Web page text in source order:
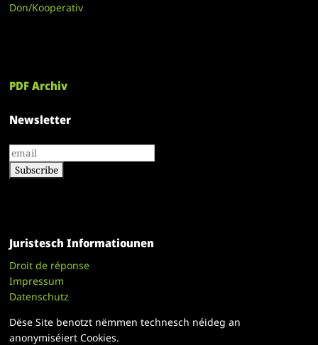
Don/Kooperativ
PDF Archiv
Newsletter
Juristesch Informatiounen
Droit de réponse
Impressum
Datenschutz
Dëse Site benotzt nëmmen technesch néideg an
anonymiséiert Cookies.